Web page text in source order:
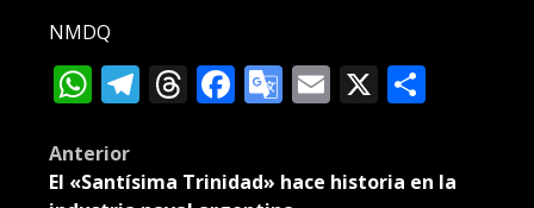
NMDQ
WhatsApp
Telegram
Threads
Facebook
Google
Email
X
Post
Anterior
El «Santísima Trinidad» hace historia en la